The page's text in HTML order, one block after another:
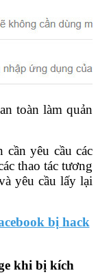
toàn làm quản
yêu cầu các
thao tác tương
yêu cầu lấy lại
bị hack
khi bị kích